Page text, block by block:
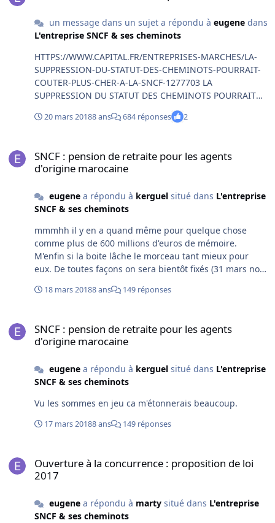
un message dans un sujet a répondu à eugenedans
L'entreprise SNCF & ses cheminots
HTTPS://WWW.CAPITAL.FR/ENTREPRISES-MARCHES/LA-
SUPPRESSION-DU-STATUT-DES-CHEMINOTS-POURRAIT-
COUTER-PLUS-CHER-A-LA-SNCF-1277703 LA
SUPPRESSION DU STATUT DES CHEMINOTS POURRAIT
COÛTER PLUS CHER À LA SNCF QUE SON MAINTIEN
SAMUEL CHALOM PUBLIÉ LE 15/03/2018 À 18H43 MIS À
prévoit le gouvernement, ferait faire des économies à la
compagnie ferroviaire. Cela pourrait même lui coûter
source proche de la direction de la SNCF. (...) grandiose
quoi......
20 mars 20188 ans 684 réponses 2
SNCF : pension de retraite pour les agents
d'origine marocaine
eugenea répondu à kerguelsitué dans L'entreprise
SNCF & ses cheminots
mmmhh il y en a quand même pour quelque chose
comme plus de 600 millions d'euros de mémoire.
M'enfin si la boite lâche le morceau tant mieux pour
eux. De toutes façons on sera bientôt fixés (31 mars non
marocains sur ce coup la.
18 mars 20188 ans 149 réponses
SNCF : pension de retraite pour les agents
d'origine marocaine
eugenea répondu à kerguelsitué dans L'entreprise
SNCF & ses cheminots
Vu les sommes en jeu ca m'étonnerais beaucoup.
17 mars 20188 ans 149 réponses
Ouverture à la concurrence : proposition de loi
2017
eugenea répondu à martysitué dans L'entreprise
SNCF & ses cheminots